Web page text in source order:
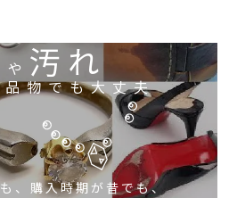
や 汚れ
物でも大丈夫
、購入時期が昔でも、